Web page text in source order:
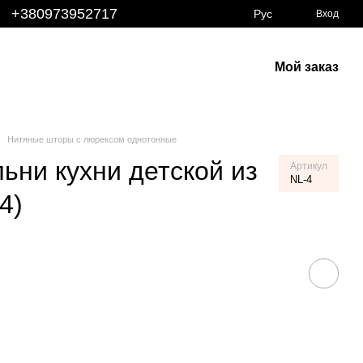
+380973952717 Рус Вход
Мой заказ
Нитяные шторы с люрексом однотонные
кухни детской из
Артикул
NL-4